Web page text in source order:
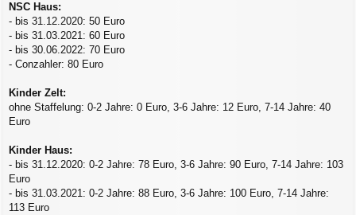
NSC Haus:
- bis 31.12.2020: 50 Euro
- bis 31.03.2021: 60 Euro
- bis 30.06.2022: 70 Euro
- Conzahler: 80 Euro
Kinder Zelt:
ohne Staffelung: 0-2 Jahre: 0 Euro, 3-6 Jahre: 12 Euro, 7-14 Jahre: 40
Euro
Kinder Haus:
- bis 31.12.2020: 0-2 Jahre: 78 Euro, 3-6 Jahre: 90 Euro, 7-14 Jahre: 103
Euro
- bis 31.03.2021: 0-2 Jahre: 88 Euro, 3-6 Jahre: 100 Euro, 7-14 Jahre:
113 Euro